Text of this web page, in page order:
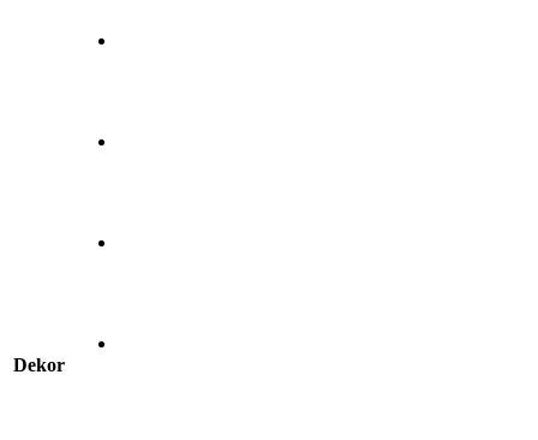
Dekor